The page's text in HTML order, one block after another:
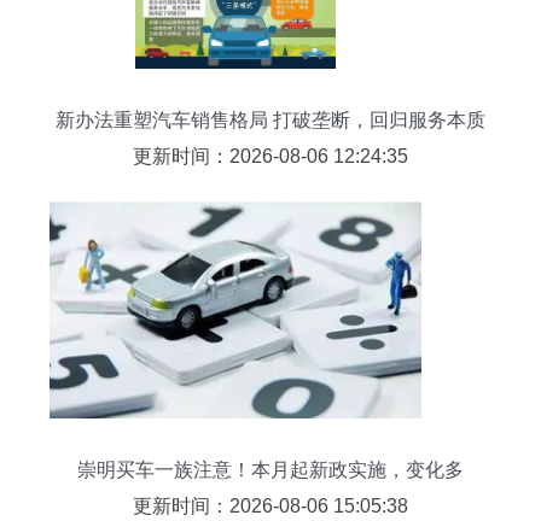
架号的预定全称或所选配留；针对颜色等个性化选
项多数会有免责条款替代实际确认前限制下单交货
不符的权
新办法重塑汽车销售格局 打破垄断，回归服务本质
更新时间：2026-08-06 12:24:35
崇明买车一族注意！本月起新政实施，变化多
多……
更新时间：2026-08-06 15:05:38